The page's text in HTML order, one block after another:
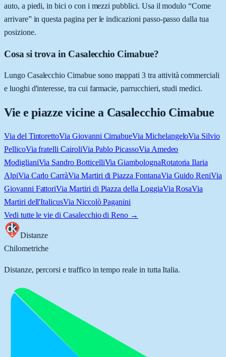
auto, a piedi, in bici o con i mezzi pubblici. Usa il modulo “Come
arrivare” in questa pagina per le indicazioni passo-passo dalla tua
posizione.
Cosa si trova in Casalecchio Cimabue?
Lungo Casalecchio Cimabue sono mappati 3 tra attività commerciali
e luoghi d'interesse, tra cui farmacie, parrucchieri, studi medici.
Vie e piazze vicine a Casalecchio Cimabue
Via del TintorettoVia Giovanni CimabueVia MichelangeloVia Silvio
PellicoVia fratelli CairoliVia Pablo PicassoVia Amedeo
ModiglianiVia Sandro BotticelliVia GiambolognaRotatoria Ilaria
AlpiVia Carlo CarràVia Martiri di Piazza FontanaVia Guido ReniVia
Giovanni FattoriVia Martiri di Piazza della LoggiaVia RosaVia
Martiri dell'ItalicusVia Niccolò Paganini
Vedi tutte le vie di Casalecchio di Reno →
Distanze
Chilometriche
Distanze, percorsi e traffico in tempo reale in tutta Italia.